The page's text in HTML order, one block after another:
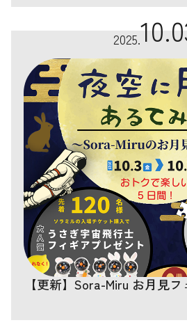
2025.
【更新】Sora-Miru お月見フ